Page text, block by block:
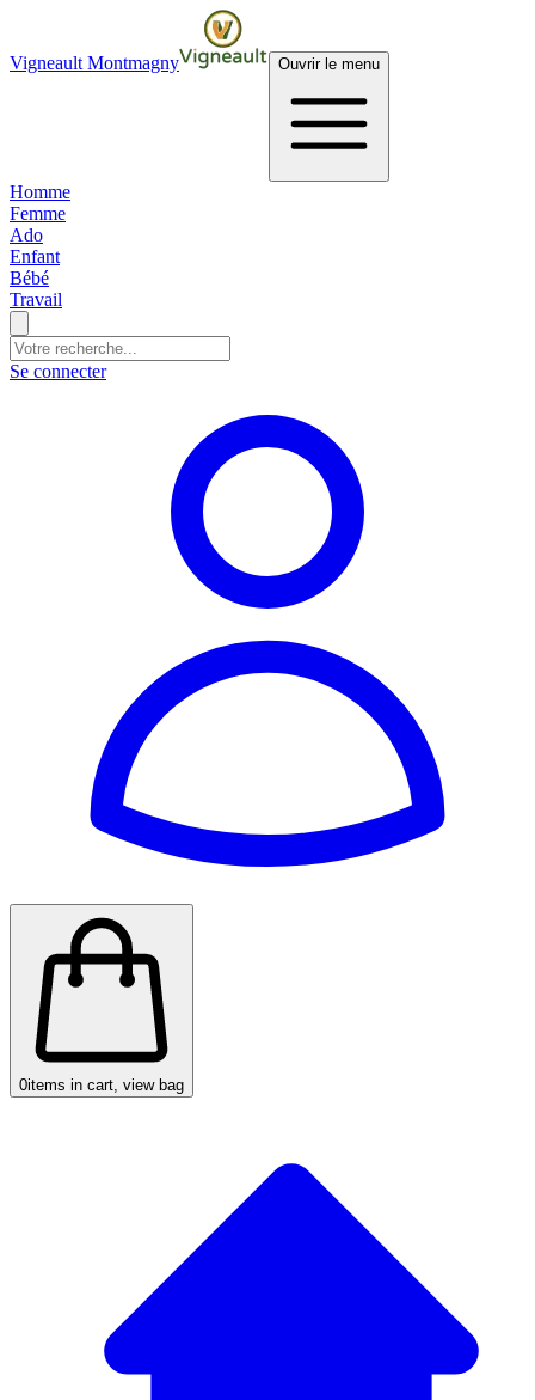
Vigneault Montmagny Ouvrir le menu
Homme
Femme
Ado
Enfant
Bébé
Travail
Se connecter
0items in cart, view bag